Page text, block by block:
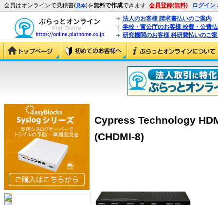
会員はオンラインで見積書(見本)を無料で作成できます 会員登録(無料) ログイン
法人のお客様 請求書払いのご案内
学校・官公庁のお客様 校費・公費
研究機関のお客様 科研費払いのご
Cypress Technology
(CHDMI-8)